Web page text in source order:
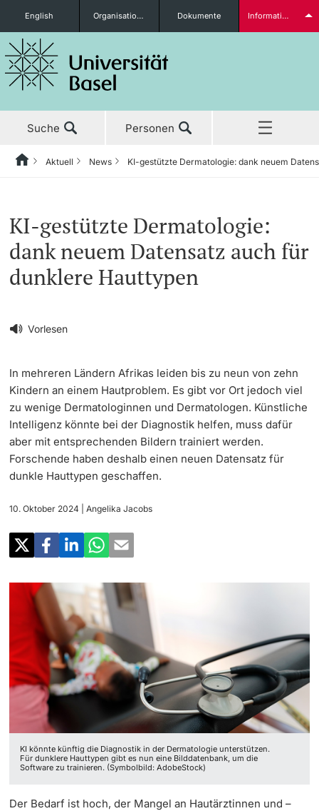
Studieninteressierte
weitere Informationen
Fördernde & Alumni
weitere Informationen
Dozierende
weitere Informationen
English Organisationseinheiten Dokumente Informationen für...
Suche Personen
Aktuell
‡ ‡ ‡ ‡
News
‡ ‡ ‡ ‡
Newsletter bestellen
‡ ‡ ‡ ‡
Universität in den Medien
Veranstaltungskalender
‡ ‡ ‡ ‡ ‡ ‡ ‡ ‡ ‡ ‡ ‡ ‡
Social Media
‡ ‡ ‡ ‡ ‡ ‡ ‡ ‡
‡ ‡ ‡ ‡ ‡ ‡ ‡ ‡ ‡ ‡ ‡ ‡ ‡ ‡ ‡ ‡ ‡ ‡ ‡ ‡ ‡ ‡ ‡ ‡ ‡ ‡ ‡ ‡ ‡ ‡ ‡ ‡
Podcasts
‡ ‡ ‡ ‡ ‡ ‡ ‡ ‡ ‡ ‡ ‡ ‡
Ukraine
‡ ‡ ‡ ‡ ‡ ‡ ‡ ‡ ‡ ‡ ‡ ‡ ‡ ‡ ‡ ‡
Studium
Forschung
Lehre
‡ ‡ ‡ ‡ ‡ ‡ ‡ ‡ ‡ ‡ ‡ ‡ ‡ ‡ ‡ ‡ ‡ ‡ ‡ ‡ ‡ ‡ ‡ ‡
Weiterbildung
‡ ‡ ‡ ‡ ‡ ‡ ‡ ‡ ‡ ‡ ‡ ‡ ‡ ‡ ‡ ‡ ‡ ‡ ‡ ‡ ‡ ‡ ‡ ‡ ‡ ‡ ‡ ‡ ‡ ‡ ‡ ‡ ‡ ‡ ‡ ‡ ‡ ‡ ‡ ‡ ‡
‡ ‡ ‡ ‡ ‡ ‡ ‡ ‡ ‡ ‡ ‡ ‡ ‡ ‡ ‡ ‡ ‡ ‡ ‡
Universität
HomeZurückAktuell News KI-gestützte Dermatologie: dank neuem
Vorlesen
KI-gestützte Dermatologie:
dank neuem Datensatz auch für
dunklere Hauttypen
In mehreren Ländern Afrikas leiden bis zu neun von zehn
Kindern an einem Hautproblem. Es gibt vor Ort jedoch viel
zu wenige Dermatologinnen und Dermatologen. Künstliche
Intelligenz könnte bei der Diagnostik helfen, muss dafür
aber mit entsprechenden Bildern trainiert werden.
Forschende haben deshalb einen neuen Datensatz für
dunkle Hauttypen geschaffen.
10. Oktober 2024 | Angelika Jacobs
KI könnte künftig die Diagnostik in der Dermatologie unterstützen.
Für dunklere Hauttypen gibt es nun eine Bilddatenbank, um die
Software zu trainieren. (Symbolbild: AdobeStock)
Der Bedarf ist hoch, der Mangel an Hautärztinnen und –